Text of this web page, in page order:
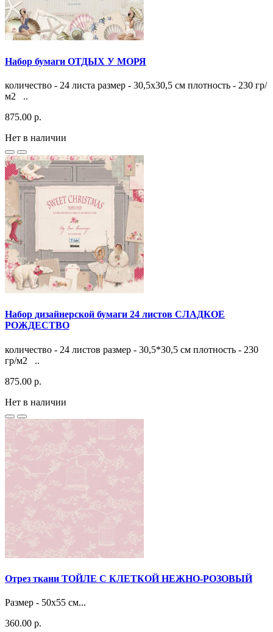
Набор бумаги ОТДЫХ У МОРЯ
количество - 24 листа размер - 30,5х30,5 см плотность - 230 гр/
м2 ..
875.00 р.
Нет в наличии
Набор дизайнерской бумаги 24 листов СЛАДКОЕ
РОЖДЕСТВО
количество - 24 листов размер - 30,5*30,5 см плотность - 230
гр/м2 ..
875.00 р.
Нет в наличии
Отрез ткани ТОЙЛЕ С КЛЕТКОЙ НЕЖНО-РОЗОВЫЙ
Размер - 50x55 см...
360.00 р.